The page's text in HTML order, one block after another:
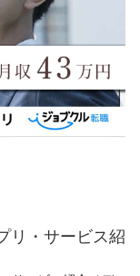
リ・サービス紹